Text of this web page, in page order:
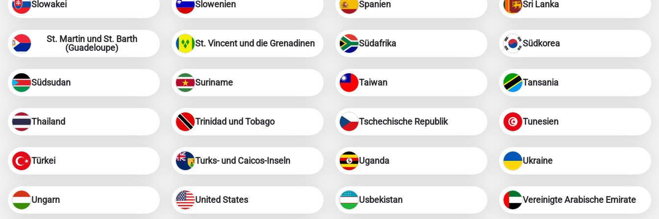
Slowakei Slowenien Spanien Sri Lanka
St. Martin und St. Barth
(Guadeloupe)
St. Vincent und die Grenadinen Südafrika Südkorea
Südsudan Suriname Taiwan Tansania
Thailand Trinidad und Tobago Tschechische Republik Tunesien
Türkei Turks- und Caicos-Inseln Uganda Ukraine
Ungarn United States Usbekistan Vereinigte Arabische Emirate
简体中文
العربية
繁體中文 עברית
日本語 한국어
Português
Türkçe
JPY - Japanischer Yen EUR - Euro
CAD - Kanadischer Dollar GBP - Pfund Sterling
ILS - Israelischer Schekel
NZD - Neuseeland-Dollar